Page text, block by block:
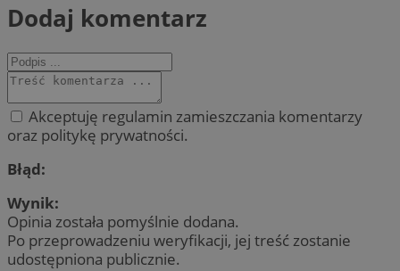
Dodaj komentarz
Akceptuję regulamin zamieszczania komentarzy
oraz politykę prywatności.
Błąd:
Wynik:
Opinia została pomyślnie dodana.
Po przeprowadzeniu weryfikacji, jej treść zostanie
udostępniona publicznie.